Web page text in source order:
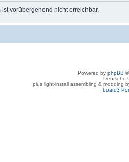
vorübergehend nicht erreichbar.
Powered by phpBB
Deutsche
plus light-install assembling & modding
board3